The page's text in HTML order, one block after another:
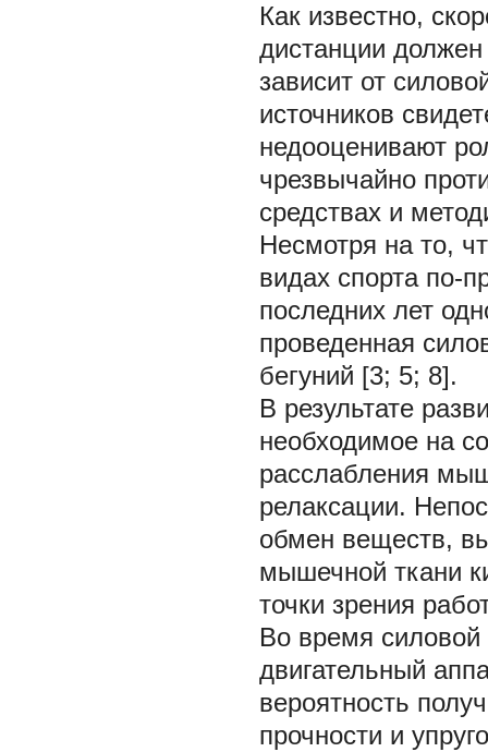
Как известно,
дистанции
зависит от
источников
недооценивают
чрезвычайно
средствах и
Несмотря на то,
видах спорта по-
последних лет
проведенная
бегуний [3; 5; 8].
В результате
необходимое на
расслабления
релаксации.
обмен веществ,
мышечной ткани
точки зрения
Во время силовой
двигательный
вероятность
прочности и